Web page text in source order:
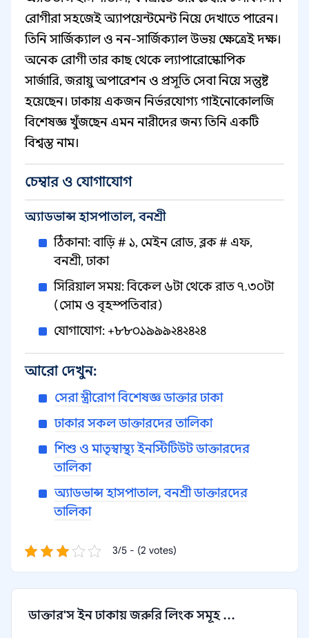
রোগীরা সহজেই অ্যাপয়েন্টমেন্ট নিয়ে দেখাতে পারেন।
তিনি সার্জিক্যাল ও নন-সার্জিক্যাল উভয় ক্ষেত্রেই দক্ষ।
অনেক রোগী তার কাছ থেকে ল্যাপারোস্কোপিক
সার্জারি, জরায়ু অপারেশন ও প্রসূতি সেবা নিয়ে সন্তুষ্ট
হয়েছেন। ঢাকায় একজন নির্ভরযোগ্য গাইনোকোলজি
বিশেষজ্ঞ খুঁজছেন এমন নারীদের জন্য তিনি একটি
বিশ্বস্ত নাম।
চেম্বার ও যোগাযোগ
অ্যাডভান্স হাসপাতাল, বনশ্রী
ঠিকানা: বাড়ি # ১, মেইন রোড, ব্লক # এফ,
বনশ্রী, ঢাকা
সিরিয়াল সময়: বিকেল ৬টা থেকে রাত ৭.৩০টা
(সোম ও বৃহস্পতিবার)
যোগাযোগ: +৮৮০১৯৯৯২৪২৪২৪
আরো দেখুন:
সেরা স্ত্রীরোগ বিশেষজ্ঞ ডাক্তার ঢাকা
ঢাকার সকল ডাক্তারদের তালিকা
শিশু ও মাতৃস্বাস্থ্য ইনস্টিটিউট ডাক্তারদের
তালিকা
অ্যাডভান্স হাসপাতাল, বনশ্রী ডাক্তারদের
তালিকা
3/5 - (2 votes)
ডাক্তার'স ইন ঢাকায় জরুরি লিংক সমূহ ...